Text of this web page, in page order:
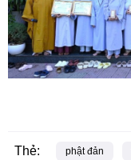
Thẻ: phật đản